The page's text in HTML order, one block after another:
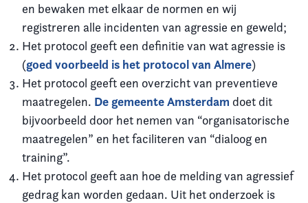
en bewaken met elkaar de normen en wij
registreren alle incidenten van agressie en geweld;
Het protocol geeft een definitie van wat agressie is
(goed voorbeeld is het protocol van Almere)
Het protocol geeft een overzicht van preventieve
maatregelen. De gemeente Amsterdam doet dit
bijvoorbeeld door het nemen van “organisatorische
maatregelen” en het faciliteren van “dialoog en
training”.
Het protocol geeft aan hoe de melding van agressief
gedrag kan worden gedaan. Uit het onderzoek is